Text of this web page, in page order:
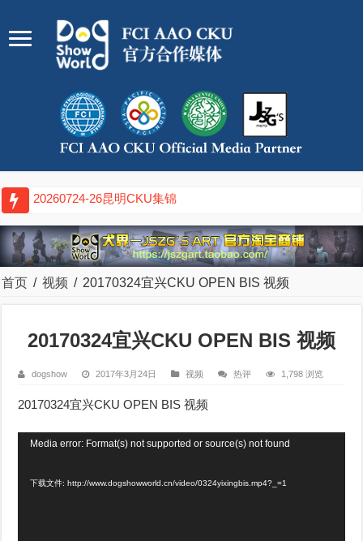
20260717-
首页 / 视频 / 20170324宜兴CKU OPEN BIS 视频
20170324宜兴CKU OPEN BIS 视频
dogshow 2017年3月24日 视频 热评 1,798 浏览
20170324宜兴CKU OPEN BIS 视频
Media error: Format(s) not supported or source(s) not found
下载文件: http://www.dogshowworld.cn/video/0324yixingbis.mp4?_=1